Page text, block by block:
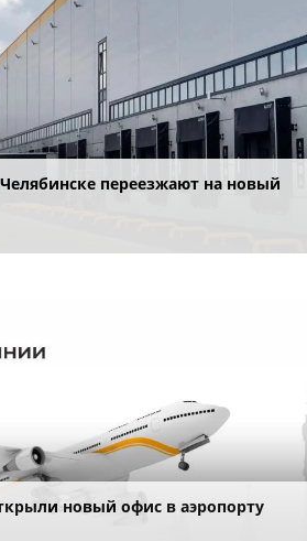
переезжают на новый
новый офис в аэропорту